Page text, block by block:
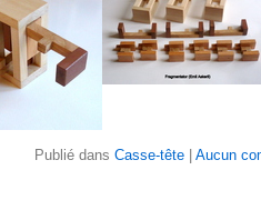
Publié dans Casse-tête Aucun